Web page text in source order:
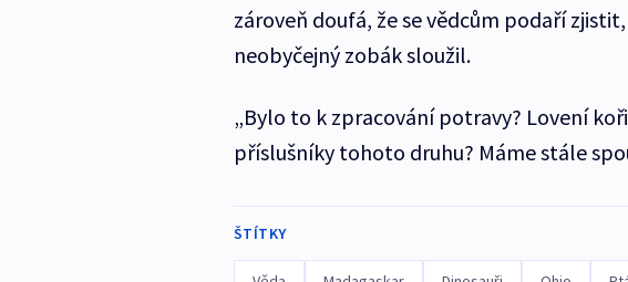
zároveň doufá, že se vědcům podaří
neobyčejný zobák sloužil.
„Bylo to k zpracování potravy? Lovení
příslušníky tohoto druhu? Máme stále
ŠTÍTKY